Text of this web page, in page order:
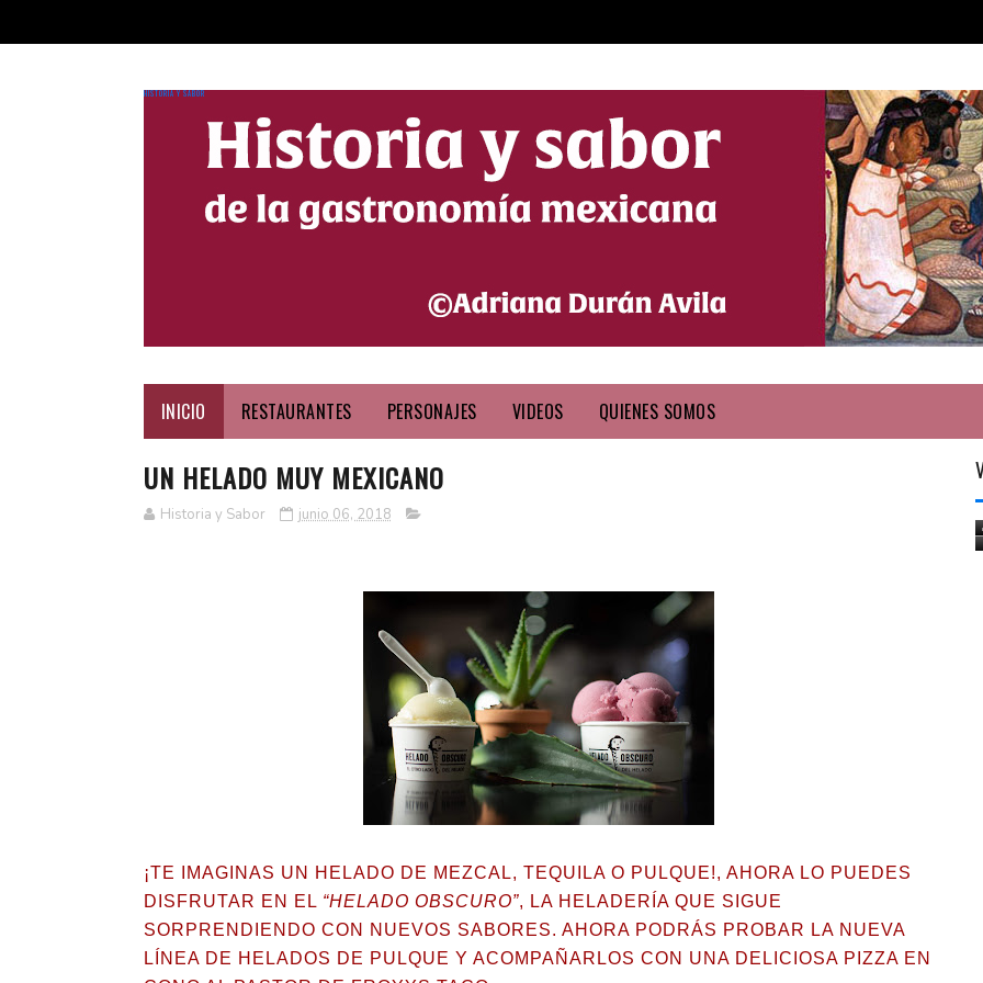
HISTORIA Y SABOR
INICIO RESTAURANTES PERSONAJES VIDEOS QUIENES SOMOS
UN HELADO MUY MEXICANO
Historia y Sabor junio 06, 2018
¡TE IMAGINAS UN HELADO DE MEZCAL, TEQUILA O PULQUE!, AHORA LO PUEDES
DISFRUTAR EN EL “HELADO OBSCURO”, LA HELADERÍA QUE SIGUE
SORPRENDIENDO CON NUEVOS SABORES. AHORA PODRÁS PROBAR LA NUEVA
LÍNEA DE HELADOS DE PULQUE Y ACOMPAÑARLOS CON UNA DELICIOSA PIZZA EN